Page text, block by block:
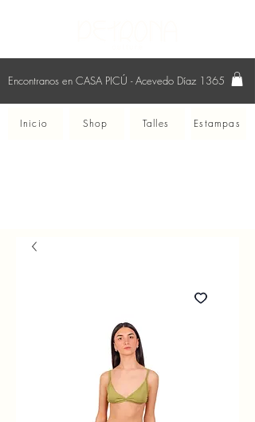
Encontranos en CASA PICÚ - Acevedo Díaz 1365
Inicio Shop Talles Estampas